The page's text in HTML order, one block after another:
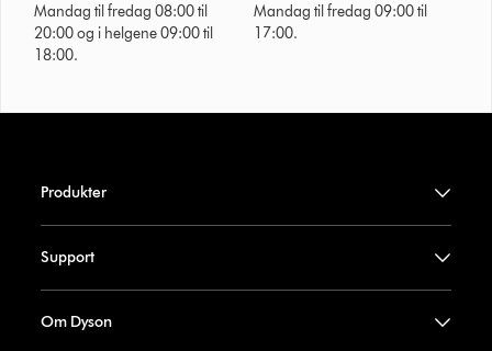
Mandag til fredag 08:00 til
20:00 og i helgene 09:00 til
18:00.
Mandag til fredag 09:00 til
17:00.
Produkter
Support
Om Dyson